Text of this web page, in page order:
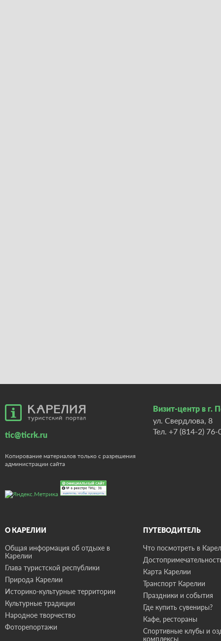
tic@ticrk.ru
Копирование материалов только с разрешения
администрации сайта
Визит-центр в г.
ул. Свердлова, 8
Тел. +7 (814-2) 76-
О КАРЕЛИИ
Общая информация об отдыхе в
Карелии
Глава туристской республики
Природа Карелии
Историко-культурные территории
Культурные традиции
Народное творчество
Фоторепортажи
ПУТЕВОДИТЕЛЬ
Что посмотреть в
Карта Карелии
Транспорт Карелии
Праздники и события
Где купить сувениры?
Кафе, рестораны
Спортивные клубы и
комплексы